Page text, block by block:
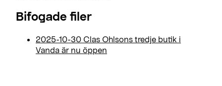
Bifogade filer
2025-10-30 Clas Ohlsons tredje butik i
Vanda är nu öppen